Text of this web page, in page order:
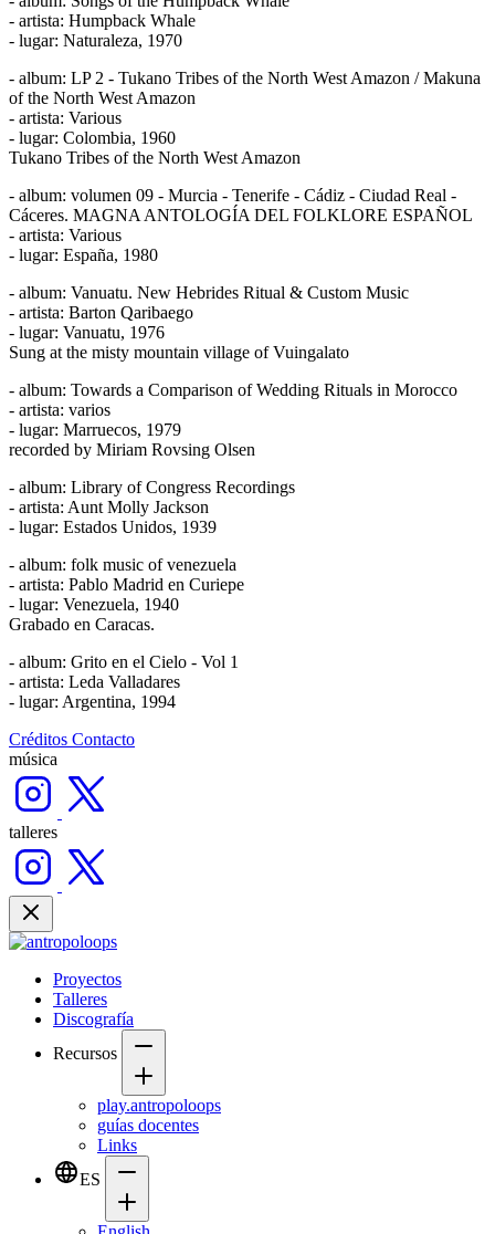
- artista: Humpback Whale
- lugar: Naturaleza, 1970
- album: LP 2 - Tukano Tribes of the North West Amazon / Makuna
of the North West Amazon
- artista: Various
- lugar: Colombia, 1960
Tukano Tribes of the North West Amazon
- album: volumen 09 - Murcia - Tenerife - Cádiz - Ciudad Real -
Cáceres. MAGNA ANTOLOGÍA DEL FOLKLORE ESPAÑOL
- artista: Various
- lugar: España, 1980
- album: Vanuatu. New Hebrides Ritual & Custom Music
- artista: Barton Qaribaego
- lugar: Vanuatu, 1976
Sung at the misty mountain village of Vuingalato
- album: Towards a Comparison of Wedding Rituals in Morocco
- artista: varios
- lugar: Marruecos, 1979
recorded by Miriam Rovsing Olsen
- album: Library of Congress Recordings
- artista: Aunt Molly Jackson
- lugar: Estados Unidos, 1939
- album: folk music of venezuela
- artista: Pablo Madrid en Curiepe
- lugar: Venezuela, 1940
Grabado en Caracas.
- album: Grito en el Cielo - Vol 1
- artista: Leda Valladares
- lugar: Argentina, 1994
Créditos Contacto
música
talleres
Proyectos
Talleres
Discografía
Recursos
play.antropoloops
guías docentes
Links
ES